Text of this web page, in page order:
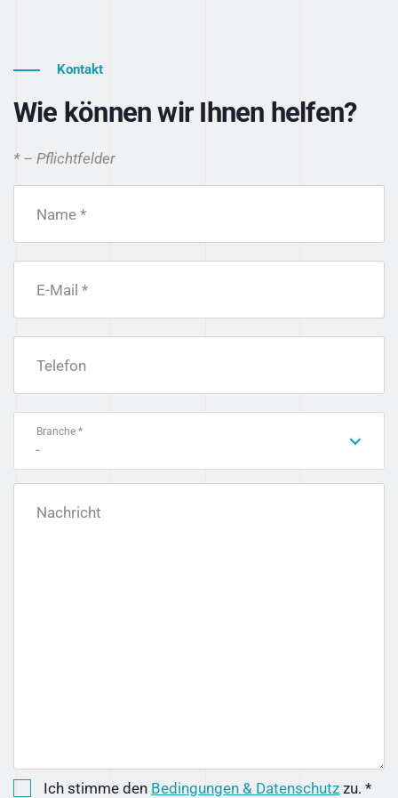
Kontakt
Wie können wir Ihnen helfen?
* – Pflichtfelder
Name *
E-Mail *
Telefon
Branche *
-
Nachricht
Ich stimme den Bedingungen & Datenschutz zu. *